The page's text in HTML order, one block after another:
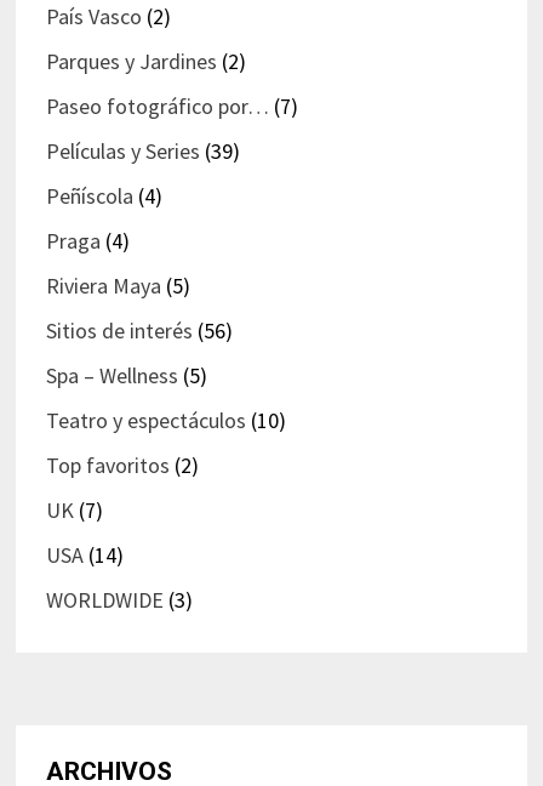
País Vasco (2)
Parques y Jardines (2)
Paseo fotográfico por… (7)
Películas y Series (39)
Peñíscola (4)
Praga (4)
Riviera Maya (5)
Sitios de interés (56)
Spa – Wellness (5)
Teatro y espectáculos (10)
Top favoritos (2)
UK(7)
USA(14)
WORLDWIDE (3)
ARCHIVOS